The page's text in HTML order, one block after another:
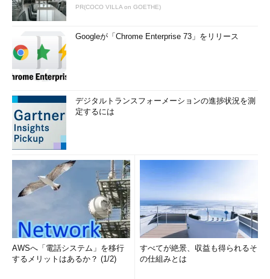
PR(COCO VILLA on GOETHE)
Googleが「Chrome Enterprise 73」をリリース
デジタルトランスフォーメーションの進捗状況を測
定するには
AWSへ「電話システム」を移行
するメリットはあるか？ (1/2)
すべてが絶景、収益も得られるそ
の仕組みとは